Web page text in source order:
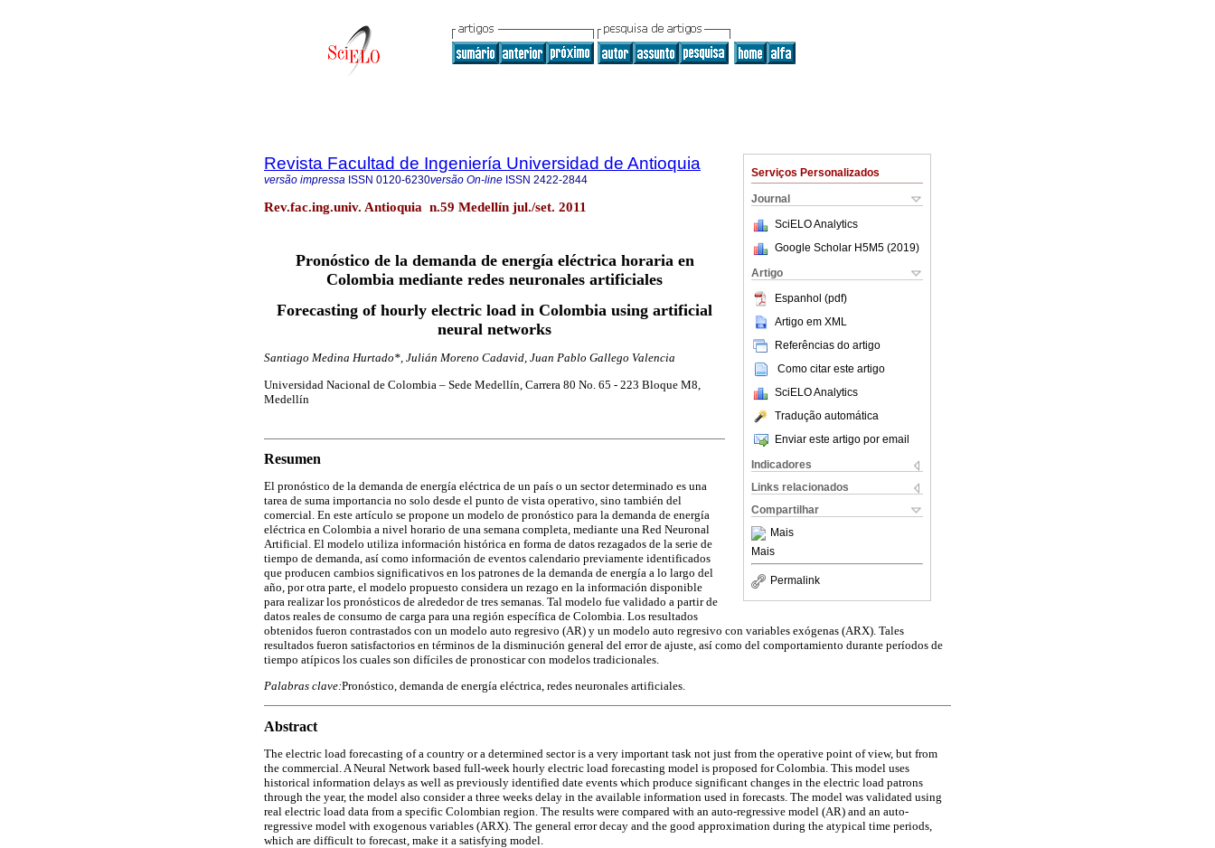
Serviços Personalizados
Journal
SciELO Analytics
Google Scholar H5M5 (2019)
Artigo
Espanhol (pdf)
Artigo em XML
Referências do artigo
Como citar este artigo
SciELO Analytics
Tradução automática
Enviar este artigo por email
Indicadores
Links relacionados
Compartilhar
Mais
Mais
Permalink
Revista Facultad de Ingeniería Universidad de Antioquia
versão impressa ISSN 0120-6230versão On-line ISSN 2422-2844
Rev.fac.ing.univ. Antioquia n.59 Medellín jul./set. 2011
Pronóstico de la demanda de energía eléctrica horaria en
Colombia mediante redes neuronales artificiales
Forecasting of hourly electric load in Colombia using artificial
neural networks
Santiago Medina Hurtado*, Julián Moreno Cadavid, Juan Pablo Gallego Valencia
Universidad Nacional de Colombia – Sede Medellín, Carrera 80 No. 65 - 223 Bloque M8,
Medellín
Resumen
El pronóstico de la demanda de energía eléctrica de un país o un sector determinado es una
tarea de suma importancia no solo desde el punto de vista operativo, sino también del
comercial. En este artículo se propone un modelo de pronóstico para la demanda de energía
eléctrica en Colombia a nivel horario de una semana completa, mediante una Red Neuronal
Artificial. El modelo utiliza información histórica en forma de datos rezagados de la serie de
tiempo de demanda, así como información de eventos calendario previamente identificados
que producen cambios significativos en los patrones de la demanda de energía a lo largo del
año, por otra parte, el modelo propuesto considera un rezago en la información disponible
para realizar los pronósticos de alrededor de tres semanas. Tal modelo fue validado a partir de
datos reales de consumo de carga para una región específica de Colombia. Los resultados
obtenidos fueron contrastados con un modelo auto regresivo (AR) y un modelo auto regresivo con variables exógenas (ARX). Tales
resultados fueron satisfactorios en términos de la disminución general del error de ajuste, así como del comportamiento durante períodos de
tiempo atípicos los cuales son difíciles de pronosticar con modelos tradicionales.
Palabras clave:Pronóstico, demanda de energía eléctrica, redes neuronales artificiales.
Abstract
The electric load forecasting of a country or a determined sector is a very important task not just from the operative point of view, but from
the commercial. A Neural Network based full-week hourly electric load forecasting model is proposed for Colombia. This model uses
historical information delays as well as previously identified date events which produce significant changes in the electric load patrons
through the year, the model also consider a three weeks delay in the available information used in forecasts. The model was validated using
real electric load data from a specific Colombian region. The results were compared with an auto-regressive model (AR) and an auto-
regressive model with exogenous variables (ARX). The general error decay and the good approximation during the atypical time periods,
which are difficult to forecast, make it a satisfying model.